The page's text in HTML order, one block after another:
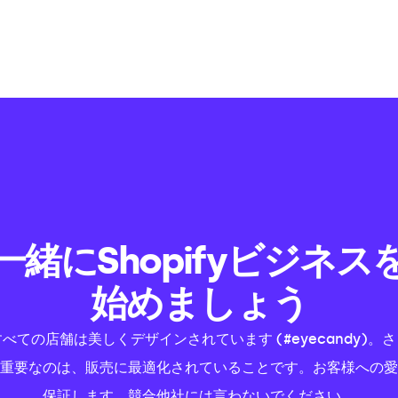
緒にShopifyビジネス
始めましょう
ての店舗は美しくデザインされています (#eyecandy)。さ
要なのは、販売に最適化されていることです。お客様への